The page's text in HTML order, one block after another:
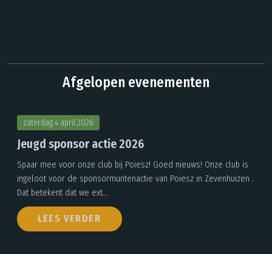
Afgelopen evenementen
zaterdag 4 april 2026
Jeugd sponsor actie 2026
Spaar mee voor onze club bij Poiesz! Goed nieuws! Onze club is
ingeloot voor de sponsormuntenactie van Poiesz in Zevenhuizen .
Dat betekent dat we ext...
LEES VERDER